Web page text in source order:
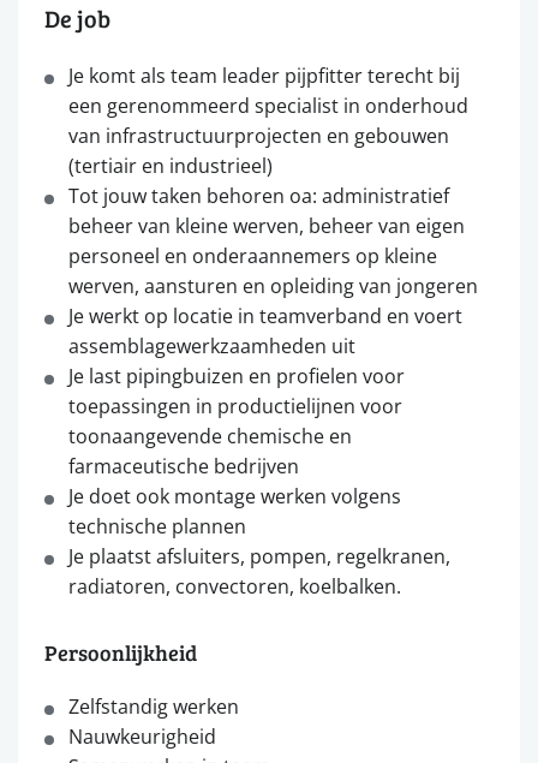
De job
Je komt als team leader pijpfitter terecht bij
een gerenommeerd specialist in onderhoud
van infrastructuurprojecten en gebouwen
(tertiair en industrieel)
Tot jouw taken behoren oa: administratief
beheer van kleine werven, beheer van eigen
personeel en onderaannemers op kleine
werven, aansturen en opleiding van jongeren
Je werkt op locatie in teamverband en voert
assemblagewerkzaamheden uit
Je last pipingbuizen en profielen voor
toepassingen in productielijnen voor
toonaangevende chemische en
farmaceutische bedrijven
Je doet ook montage werken volgens
technische plannen
Je plaatst afsluiters, pompen, regelkranen,
radiatoren, convectoren, koelbalken.
Persoonlijkheid
Zelfstandig werken
Nauwkeurigheid